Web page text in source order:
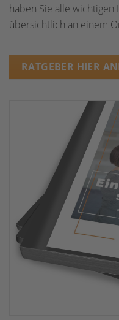
haben Sie alle
übersichtlich an einem
RATGEBER HIER